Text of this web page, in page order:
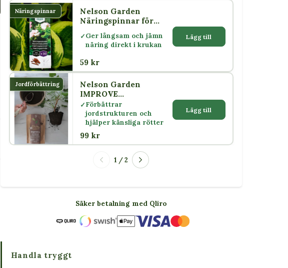
Näringspinnar
Nelson Garden
Näringspinnar för
Ger långsam och jämn
näring direkt i krukan
59 kr
Lägg till
Jordförbättring
Nelson Garden
IMPROVE
Jordförbättring 500
ml
Förbättrar
jordstrukturen och
hjälper känsliga rötter
99 kr
Lägg till
1 / 2
Säker betalning med Qliro
Handla tryggt